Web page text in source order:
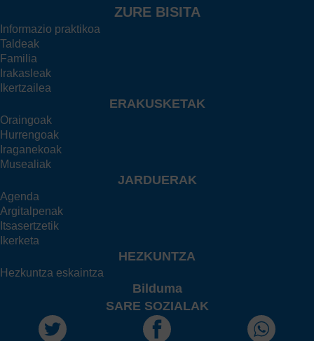
ZURE BISITA
Informazio praktikoa
Taldeak
Familia
Irakasleak
Ikertzailea
ERAKUSKETAK
Oraingoak
Hurrengoak
Iraganekoak
Musealiak
JARDUERAK
Agenda
Argitalpenak
Itsasertzetik
Ikerketa
HEZKUNTZA
Hezkuntza eskaintza
Bilduma
SARE SOZIALAK